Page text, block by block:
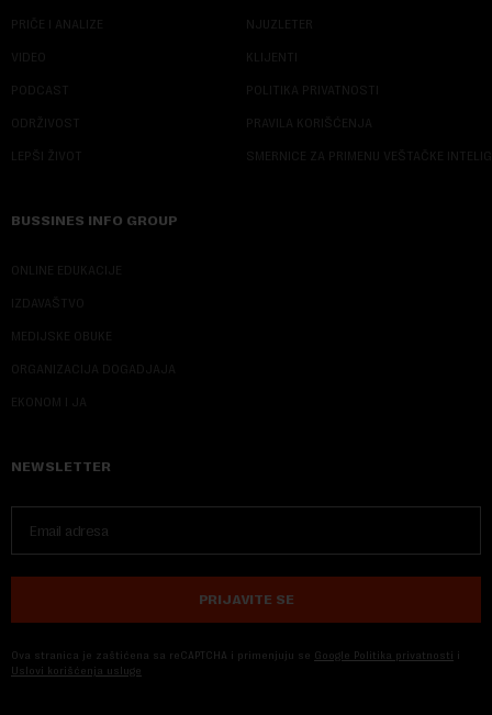
PRIČE I ANALIZE
VIDEO
PODCAST
ODRŽIVOST
LEPŠI ŽIVOT
NJUZLETER
KLIJENTI
POLITIKA PRIVATNOSTI
PRAVILA KORIŠĆENJA
SMERNICE ZA PRIMENU VEŠTAČKE
BUSSINES INFO GROUP
ONLINE EDUKACIJE
IZDAVAŠTVO
MEDIJSKE OBUKE
ORGANIZACIJA DOGADJAJA
EKONOM I JA
NEWSLETTER
PRIJAVITE SE
Ova stranica je zaštićena sa reCAPTCHA i primenjuju se Google Politika privatnosti i
Uslovi korišćenja usluge